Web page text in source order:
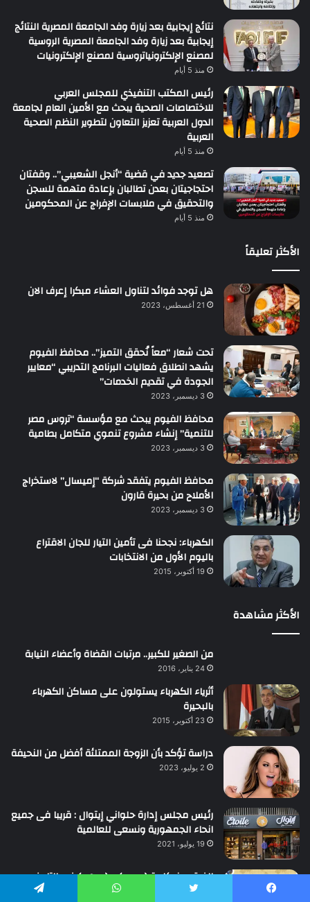
نتائج إيجابية بعد زيارة وفد الجامعة المصرية النتائج
إيجابية بعد زيارة وفد الجامعة المصرية الروسية
لمصنع الإلكترونياتروسية لمصنع الإلكترونيات
منذ 5 أيام
رئيس المكتب التنفيذي للمجلس العربي
للاختصاصات الصحية يبحث مع الأمين العام لجامعة
الدول العربية تعزيز التعاون لتطوير النظم الصحية
العربية
منذ 5 أيام
تصعيد جديد في قضية “أنجل الشعيبي”.. وقفتان
احتجاجيتان بعدن تطالبان بإعادة متهمة للسجن
والتحقيق في ملابسات الإفراج عن المحكومين
منذ 5 أيام
الأكثر تعليقاً
هل توجد فوائد لتناول العشاء مبكرا إعرف الان
21 أغسطس، 2023
تحت شعار “معاً نُحقق التميز”.. محافظ الفيوم
يشهد انطلاق فعاليات البرنامج التدريبي “معايير
الجودة في تقديم الخدمات”
3 ديسمبر، 2023
محافظ الفيوم يبحث مع مؤسسة “تروس مصر
للتنمية” إنشاء مشروع تنموي متكامل بطامية
3 ديسمبر، 2023
محافظ الفيوم يتفقد شركة “إميسال” لاستخراج
الأملاح من بحيرة قارون
3 ديسمبر، 2023
الكهرباء: نجحنا فى تأمين التيار للجان الاقتراع
باليوم الأول من الانتخابات
19 أكتوبر، 2015
الأكثر مشاهدة
من الصغير للكبير.. مرتبات القضاة وأعضاء النيابة
24 يناير، 2016
أثرياء الكهرباء يستولون على مساكن الكهرباء
بالبحيرة
23 أكتوبر، 2015
دراسة تؤكد بأن الزوجة الممتلئة أفضل من النحيفة
2 يوليو، 2023
رئيس مجلس إدارة حلواني إيتوال : قريبا فى جميع
انحاء الجمهورية ونسعى للعالمية
19 يوليو، 2021
الفرق بين كلمة ( عصر ) و ( عهد ) فى التاريخ